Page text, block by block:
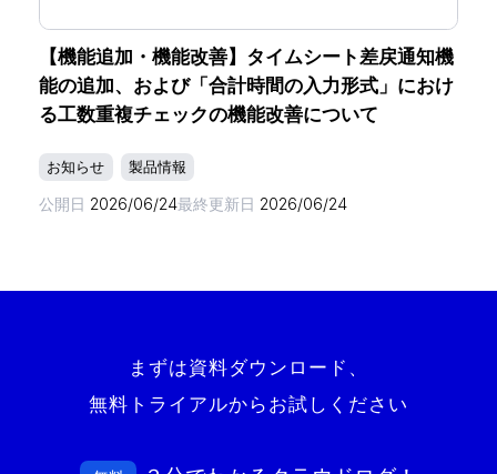
【機能追加・機能改善】タイムシート差戻通知機
能の追加、および「合計時間の入力形式」におけ
る工数重複チェックの機能改善について
お知らせ 製品情報
公開日 2026/06/24最終更新日 2026/06/24
まずは資料ダウンロード、
無料トライアルからお試しください